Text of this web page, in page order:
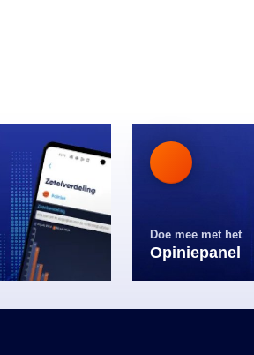
Doe mee met het
Opiniepanel